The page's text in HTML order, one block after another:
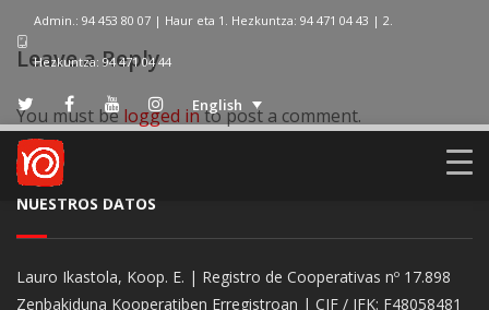
Admin.: 94 453 80 07 | Haur eta 1. Hezkuntza: 94 471 04 43 | 2.
Hezkuntza: 94 471 04 44
English
Leave a Reply
You must be logged into post a comment.
NUESTROS DATOS
Lauro Ikastola, Koop. E. | Registro de Cooperativas nº 17.898
Zenbakiduna Kooperatiben Erregistroan | CIF / IFK: F48058481